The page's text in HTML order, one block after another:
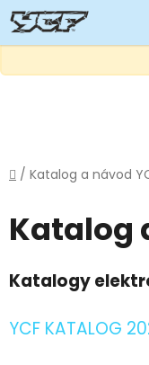
Domů
/ Katalog a návod
Katalog
Katalogy
YCF KATALOG